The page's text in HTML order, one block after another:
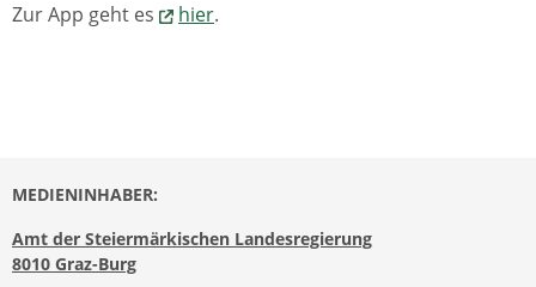
Zur App geht es hier.
MEDIENINHABER:
Amt der Steiermärkischen Landesregierung
8010 Graz-Burg